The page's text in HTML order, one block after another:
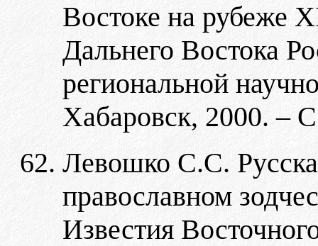
Востоке на рубеже
Дальнего Востока
региональной
Хабаровск, 2000. –
Левошко С.С.
православном
Известия